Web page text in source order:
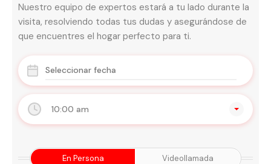
10:00 am
En Persona Videollamada
Nuestro equipo de expertos estará a tu lado durante la
visita, resolviendo todas tus dudas y asegurándose de
que encuentres el hogar perfecto para ti.